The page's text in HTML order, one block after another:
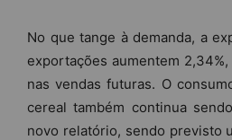
No que tange à demanda, a
exportações aumentem
nas vendas futuras. O
cereal também continua
novo relatório, sendo previsto